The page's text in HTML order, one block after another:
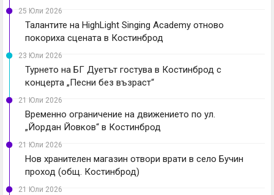
25 Юли 2026
Талантите на HighLight Singing Academy отново
покориха сцената в Костинброд
23 Юли 2026
Турнето на БГ Дуетът гостува в Костинброд с
концерта „Песни без възраст“
21 Юли 2026
Временно ограничение на движението по ул.
„Йордан Йовков“ в Костинброд
21 Юли 2026
Нов хранителен магазин отвори врати в село Бучин
проход (общ. Костинброд)
21 Юли 2026